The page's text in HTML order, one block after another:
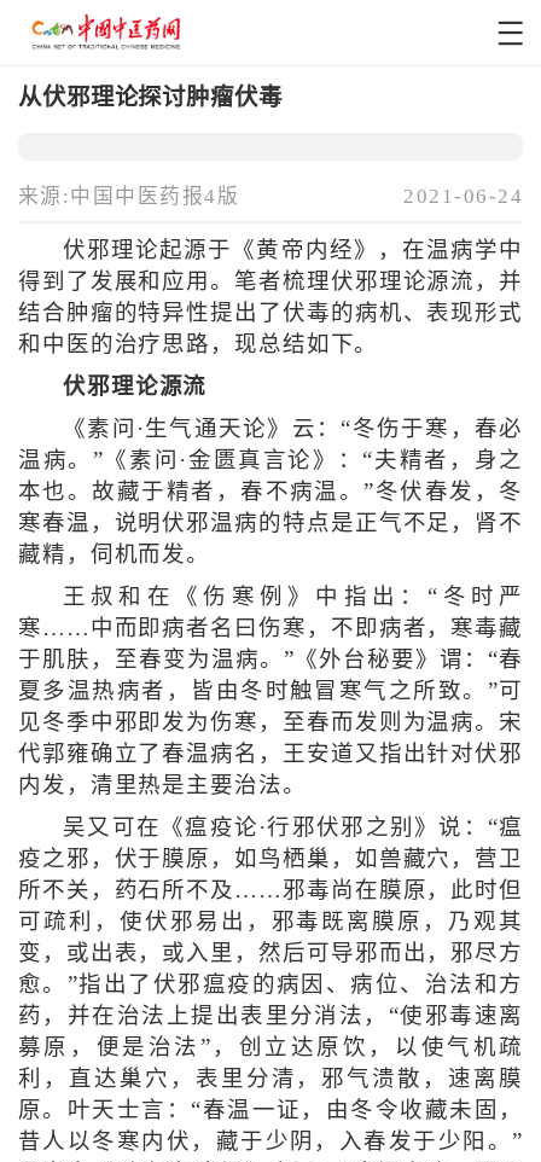
从伏邪理论探讨肿瘤伏毒
来源:中国中医药报4版 2021-06-24
伏邪理论起源于《黄帝内经》，在温病学中
得到了发展和应用。笔者梳理伏邪理论源流，并
结合肿瘤的特异性提出了伏毒的病机、表现形式
和中医的治疗思路，现总结如下。
伏邪理论源流
《素问·生气通天论》云：“冬伤于寒，春必
温病。”《素问·金匮真言论》：“夫精者，身之
本也。故藏于精者，春不病温。”冬伏春发，冬
寒春温，说明伏邪温病的特点是正气不足，肾不
藏精，伺机而发。
王叔和在《伤寒例》中指出：“冬时严
寒……中而即病者名曰伤寒，不即病者，寒毒藏
于肌肤，至春变为温病。”《外台秘要》谓：“春
夏多温热病者，皆由冬时触冒寒气之所致。”可
见冬季中邪即发为伤寒，至春而发则为温病。宋
代郭雍确立了春温病名，王安道又指出针对伏邪
内发，清里热是主要治法。
吴又可在《瘟疫论·行邪伏邪之别》说：“瘟
疫之邪，伏于膜原，如鸟栖巢，如兽藏穴，营卫
所不关，药石所不及……邪毒尚在膜原，此时但
可疏利，使伏邪易出，邪毒既离膜原，乃观其
变，或出表，或入里，然后可导邪而出，邪尽方
愈。”指出了伏邪瘟疫的病因、病位、治法和方
药，并在治法上提出表里分消法，“使邪毒速离
募原，便是治法”，创立达原饮，以使气机疏
利，直达巢穴，表里分清，邪气溃散，速离膜
原。叶天士言：“春温一证，由冬令收藏未固，
昔人以冬寒内伏，藏于少阴，入春发于少阳。”